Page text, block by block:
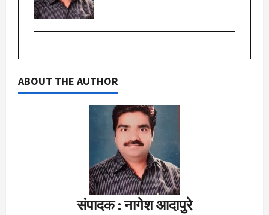
ABOUT THE AUTHOR
संपादक : नागेश आदापुरे